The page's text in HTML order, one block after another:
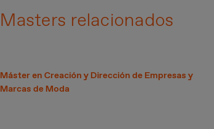
Masters relacionados
Máster en Creación y Dirección de Empresas y
Marcas de Moda